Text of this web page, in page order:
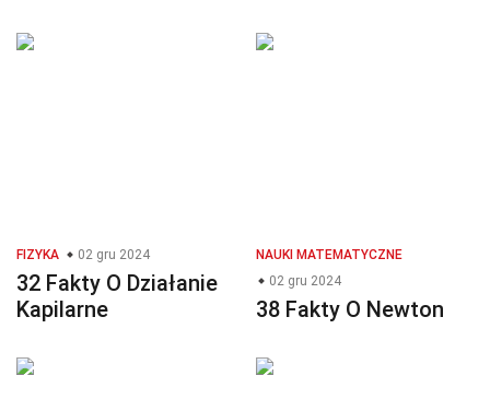
FIZYKA 02 gru 2024
32 Fakty O Działanie
Kapilarne
NAUKI MATEMATYCZNE
02 gru 2024
38 Fakty O Newton